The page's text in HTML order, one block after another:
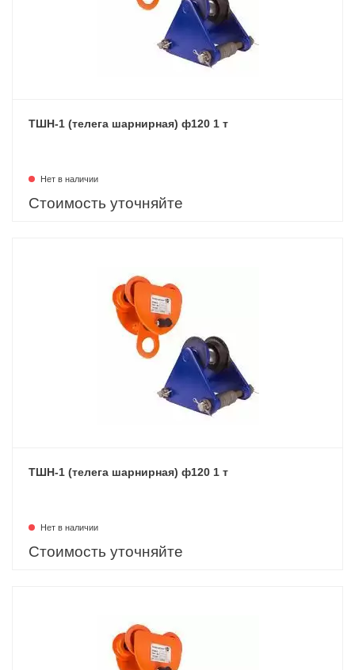
ТШН-1 (телега шарнирная) ф120 1 т
Нет в наличии
Стоимость уточняйте
ТШН-1 (телега шарнирная) ф120 1 т
Нет в наличии
Стоимость уточняйте